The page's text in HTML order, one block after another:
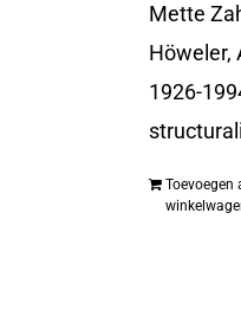
Mette
Höweler,
1926-
Toevoegen